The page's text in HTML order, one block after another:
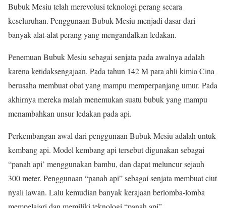
Bubuk Mesiu telah merevolusi teknologi perang secara
keseluruhan. Penggunaan Bubuk Mesiu menjadi dasar dari
banyak alat-alat perang yang mengandalkan ledakan.
Penemuan Bubuk Mesiu sebagai senjata pada awalnya adalah
karena ketidaksengajaan. Pada tahun 142 M para ahli kimia Cina
berusaha membuat obat yang mampu memperpanjang umur. Pada
akhirnya mereka malah menemukan suatu bubuk yang mampu
menambahkan unsur ledakan pada api.
Perkembangan awal dari penggunaan Bubuk Mesiu adalah untuk
kembang api. Model kembang api tersebut digunakan sebagai
“panah api’ menggunakan bambu, dan dapat meluncur sejauh
300 meter. Penggunaan “panah api” sebagai senjata membuat ciut
nyali lawan. Lalu kemudian banyak kerajaan berlomba-lomba